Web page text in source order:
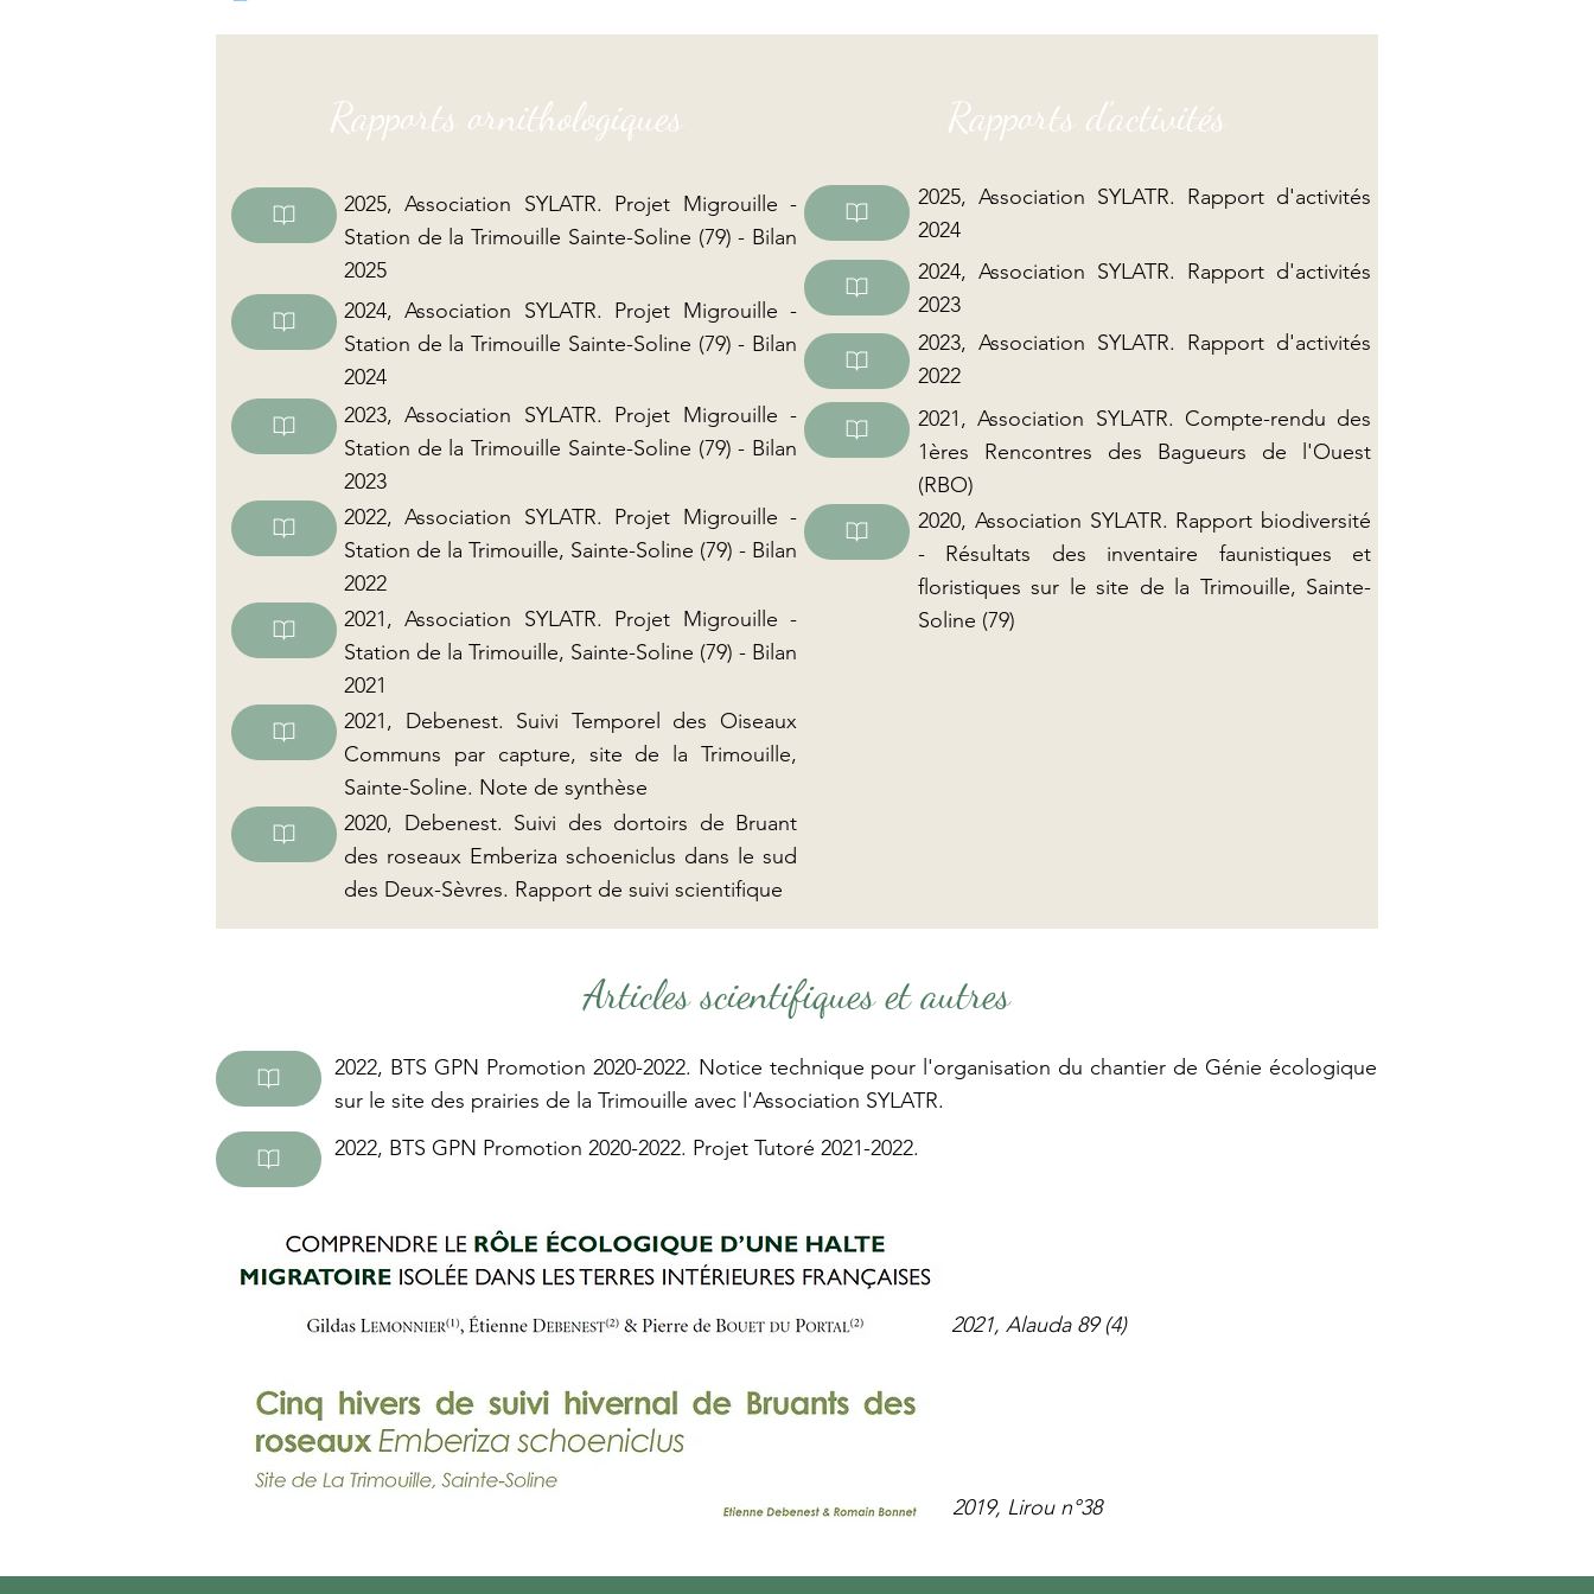
Rapports ornithologiques
2025, Association SYLATR. Projet Migrouille -
Station de la Trimouille Sainte-Soline (79) - Bilan
2025
2024, Association SYLATR. Projet Migrouille -
Station de la Trimouille Sainte-Soline (79) - Bilan
2024
2023, Association SYLATR. Projet Migrouille -
Station de la Trimouille Sainte-Soline (79) - Bilan
2023
2022, Association SYLATR. Projet Migrouille -
Station de la Trimouille, Sainte-Soline (79) - Bilan
2022
2021, Association SYLATR. Projet Migrouille -
Station de la Trimouille, Sainte-Soline (79) - Bilan
2021
2021, Debenest. Suivi Temporel des Oiseaux
Communs par capture, site de la Trimouille,
Sainte-Soline. Note de synthèse
2020, Debenest. Suivi des dortoirs de Bruant
des roseaux Emberiza schoeniclus dans le sud
des Deux-Sèvres. Rapport de suivi scientifique
Rapports d'activités
2025, Association SYLATR. Rapport d'activités
2024
2024, Association SYLATR. Rapport d'activités
2023
2023, Association SYLATR. Rapport d'activités
2022
2021, Association SYLATR. Compte-rendu des
1ères Rencontres des Bagueurs de l'Ouest
(RBO)
2020, Association SYLATR. Rapport biodiversité
- Résultats des inventaire faunistiques et
floristiques sur le site de la Trimouille, Sainte-
Soline (79)
Articles scientifiques et autres
2022, BTS GPN Promotion 2020-2022. Notice technique pour l'organisation du chantier de Génie écologique
sur le site des prairies de la Trimouille avec l'Association SYLATR.
2022, BTS GPN Promotion 2020-2022. Projet Tutoré 2021-2022.
2021, Alauda 89 (4)
2019, Liroun°38